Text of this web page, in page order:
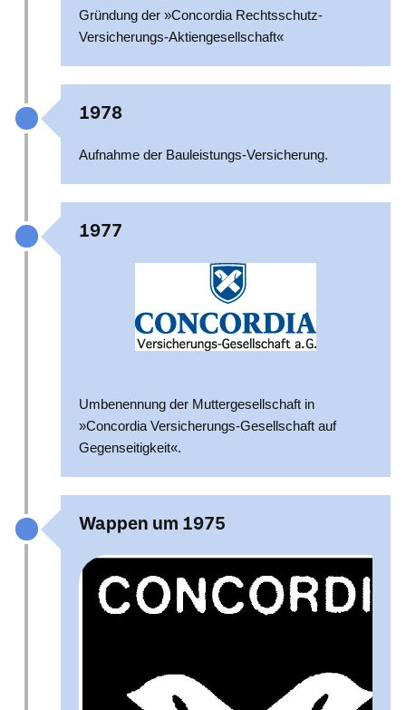
Gründung der »Concordia Rechtsschutz-
Versicherungs-Aktiengesellschaft«
1978
Aufnahme der Bauleistungs-Versicherung.
1977
Umbenennung der Muttergesellschaft in
»Concordia Versicherungs-Gesellschaft auf
Gegenseitigkeit«.
Wappen um 1975